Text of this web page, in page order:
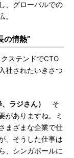
、グローバルでの
。
の情熱”
ステンドでCTO
社されたいきさつ
ラジさん）
そ
がありますね。ミ
まざまな企業で仕
、そうした仕事は
、シンガポールに